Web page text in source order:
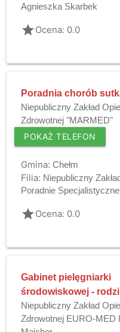
Agnieszka Skarbek
gradeOcena: 0.0
Poradnia chorób
Niepubliczny Zakład
Zdrowotnej "MARMED"
POKAŻ TELEFON
Gmina: Chełm
Filia: Niepubliczny
Poradnie
gradeOcena: 0.0
Gabinet pielęgniarki
środowiskowej -
Niepubliczny Zakład
Zdrowotnej EURO-MED